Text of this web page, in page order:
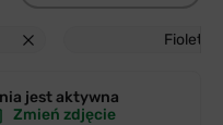
jestaktywna
Zmień zdjęcie